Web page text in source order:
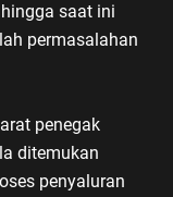
saat ini
permasalahan
penegak
ditemukan
penyaluran